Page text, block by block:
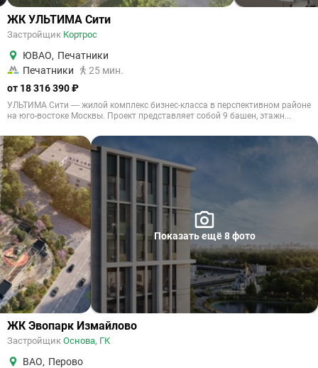
ЖК УЛЬТИМА Сити
Застройщик Кортрос
ЮВАО, Печатники
Печатники
25 мин.
от 18 316 390 ₽
УЛЬТИМА Сити — жилой комплекс бизнес-класса в перспективном районе
на юго-востоке Москвы. Проект представляет собой 9 башен, этажн...
Показать ещё 8 фото
ЖК Эвопарк Измайлово
Застройщик Основа, ГК
ВАО, Перово